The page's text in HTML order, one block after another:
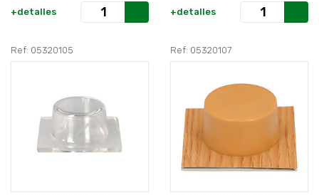
+detalles +detalles
Ref: 05320105 Ref: 05320107